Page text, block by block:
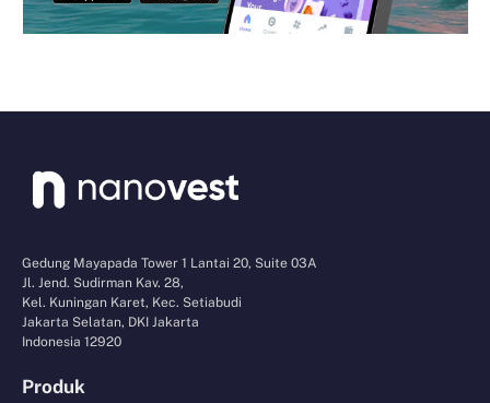
Gedung Mayapada Tower 1 Lantai 20, Suite 03A
Jl. Jend. Sudirman Kav. 28,
Kel. Kuningan Karet, Kec. Setiabudi
Jakarta Selatan, DKI Jakarta
Indonesia 12920
Produk